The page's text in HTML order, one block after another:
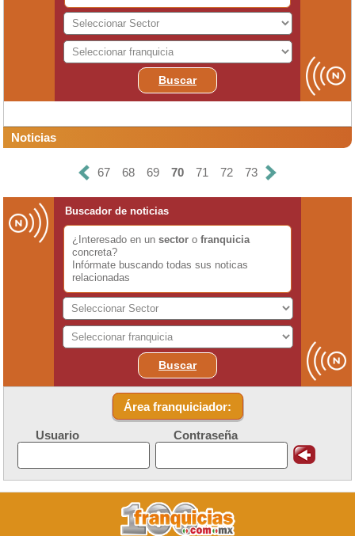
Buscar
Noticias
67 68 69 70 71 72 73
Buscador de noticias
¿Interesado en un sector o franquicia
concreta?
Infórmate buscando todas sus noticas
relacionadas
Buscar
Área franquiciador:
Usuario Contraseña